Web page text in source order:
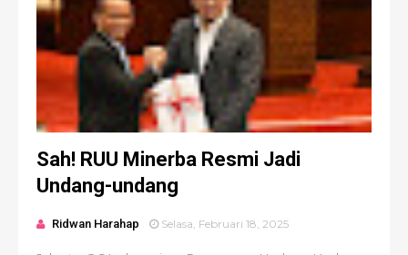
Sah! RUU Minerba Resmi Jadi
Undang-undang
Ridwan Harahap Selasa, Februari 18, 2025